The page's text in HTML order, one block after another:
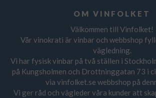
OM VINFOLKET
Välkommen till Vinfolket!
Vår vinokrati är vinbar och webbshop
vägledning.
Vi har fysisk vinbar på två ställen i
på Kungsholmen och Drottninggatan 73 i
via vinfolket.se webbshop på
Vi ger råd och vägleder våra kunder att